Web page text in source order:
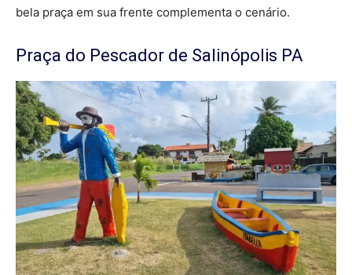
bela praça em sua frente complementa o cenário.
Praça do Pescador de Salinópolis PA